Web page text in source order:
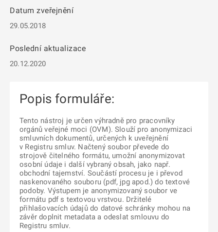
Datum zveřejnění
29.05.2018
Poslední aktualizace
20.12.2020
Popis formuláře:
Tento nástroj je určen výhradně pro pracovníky
orgánů veřejné moci (OVM). Slouží pro anonymizaci
smluvních dokumentů, určených k uveřejnění
v Registru smluv. Načtený soubor převede do
strojově čitelného formátu, umožní anonymizovat
osobní údaje i další vybraný obsah, jako např.
obchodní tajemství. Součástí procesu je i převod
naskenovaného souboru (pdf, jpg apod.) do textové
podoby. Výstupem je anonymizovaný soubor ve
formátu pdf s textovou vrstvou. Držitelé
přihlašovacích údajů do datové schránky mohou na
závěr doplnit metadata a odeslat smlouvu do
Registru smluv.